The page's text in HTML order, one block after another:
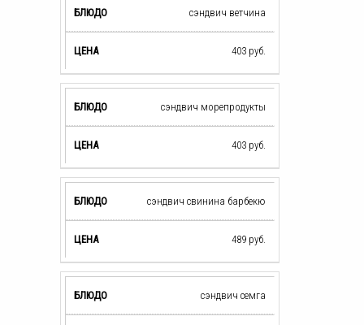
сэндвич ветчина
403 руб.
сэндвич морепродукты
403 руб.
сэндвич свинина барбекю
489 руб.
сэндвич семга